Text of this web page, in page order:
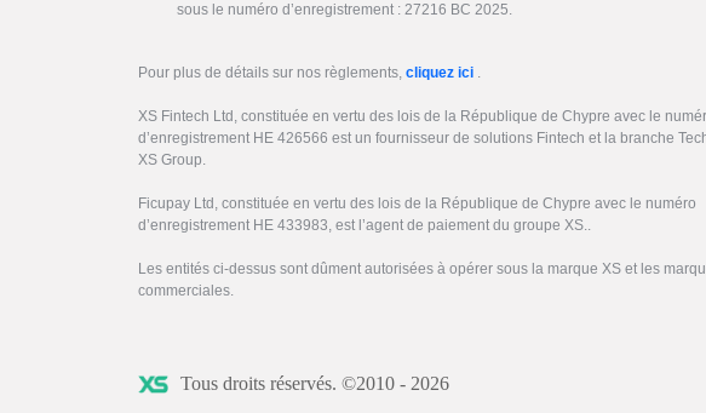
sous le numéro d’enregistrement : 27216 BC 2025.
Pour plus de détails sur nos règlements, cliquez ici .
XS Fintech Ltd, constituée en vertu des lois de la République de Chypre avec le
d’enregistrement HE 426566 est un fournisseur de solutions Fintech et la branche
XS Group.
Ficupay Ltd, constituée en vertu des lois de la République de Chypre avec le numéro
d’enregistrement HE 433983, est l’agent de paiement du groupe XS..
Les entités ci-dessus sont dûment autorisées à opérer sous la marque XS et les
commerciales.
Tous droits réservés. ©2010 - 2026